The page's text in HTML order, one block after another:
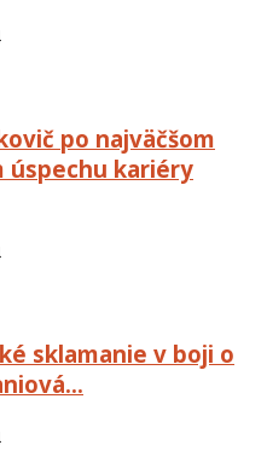
po najväčšom
úspechu kariéry
sklamanie v boji o